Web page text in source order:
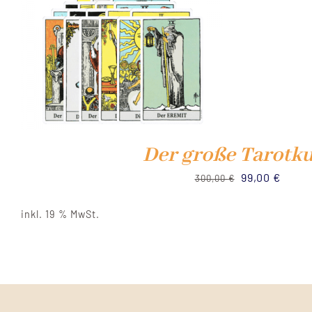
Der große
300,00€ 99,00 €
inkl. 19 % MwSt.